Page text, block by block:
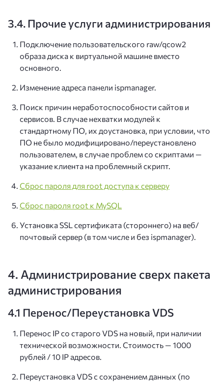
3.4. Прочие услуги администрирования
Подключение пользовательского raw/qcow2
образа диска к виртуальной машине вместо
основного.
Изменение адреса панели ispmanager.
Поиск причин неработоспособности сайтов и
сервисов. В случае нехватки модулей к
стандартному ПО, их доустановка, при условии, что
ПО не было модифицировано/переустановлено
пользователем, в случае проблем со скриптами —
указание клиента на проблемный скрипт.
Сброс пароля для root доступа к серверу
Сброс пароля root к MySQL
Установка SSL сертификата (стороннего) на веб/
почтовый сервер (в том числе и без ispmanager).
4. Администрирование сверх пакета
администрирования
4.1 Перенос/Переустановка VDS
Перенос IP со старого VDS на новый, при наличии
технической возможности. Стоимость — 1000
рублей / 10 IP адресов.
Переустановка VDS с сохранением данных (по